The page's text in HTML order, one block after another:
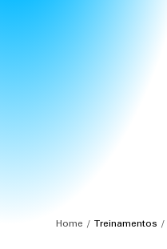
Home Treinamentos